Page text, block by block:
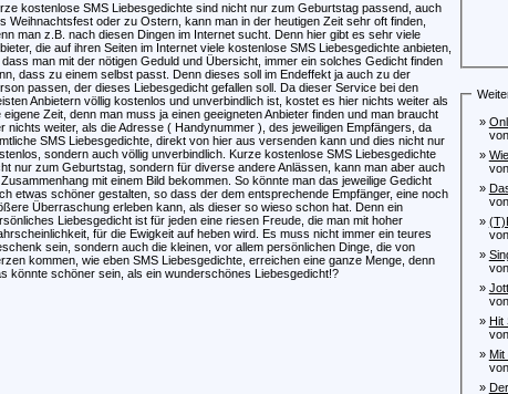
kostenlose SMS Liebesgedichte sind nicht nur zum Geburtstag passend, auch
Weihnachtsfest oder zu Ostern, kann man in der heutigen Zeit sehr oft finden,
man z.B. nach diesen Dingen im Internet sucht. Denn hier gibt es sehr viele
die auf ihren Seiten im Internet viele kostenlose SMS Liebesgedichte anbieten,
man mit der nötigen Geduld und Übersicht, immer ein solches Gedicht finden
dass zu einem selbst passt. Denn dieses soll im Endeffekt ja auch zu der
passen, der dieses Liebesgedicht gefallen soll. Da dieser Service bei den
Anbietern völlig kostenlos und unverbindlich ist, kostet es hier nichts weiter als
eigene Zeit, denn man muss ja einen geeigneten Anbieter finden und man braucht
nichts weiter, als die Adresse ( Handynummer ), des jeweiligen Empfängers, da
SMS Liebesgedichte, direkt von hier aus versenden kann und dies nicht nur
sondern auch völlig unverbindlich. Kurze kostenlose SMS Liebesgedichte
nur zum Geburtstag, sondern für diverse andere Anlässen, kann man aber auch
mit einem Bild bekommen. So könnte man das jeweilige Gedicht
etwas schöner gestalten, so dass der dem entsprechende Empfänger, eine noch
Überraschung erleben kann, als dieser so wieso schon hat. Denn ein
Liebesgedicht ist für jeden eine riesen Freude, die man mit hoher
für die Ewigkeit auf heben wird. Es muss nicht immer ein teures
sein, sondern auch die kleinen, vor allem persönlichen Dinge, die von
kommen, wie eben SMS Liebesgedichte, erreichen eine ganze Menge, denn
könnte schöner sein, als ein wunderschönes Liebesgedicht!?
»
von
»
von
»
von
»
von
»
von
»
von
» Hit
von
» Mit
von
»